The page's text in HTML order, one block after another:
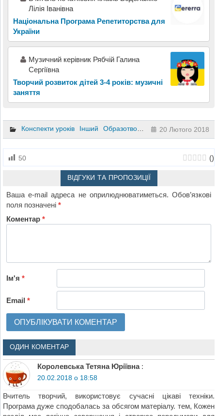
Лілія Іванівна
Національна Програма Репетиторства для
України
Музичний керівник Рябчій Галина
Сергіївна
Творчий розвиток дітей 3-4 років: музичні
заняття
Конспекти уроків Інший Образотворче мистецтво 1 клас
20 Лютого 2018
50 ()
ВІДГУКИ ТА ПРОПОЗИЦІЇ
Ваша e-mail адреса не оприлюднюватиметься. Обов’язкові
поля позначені*
Коментар*
Ім'я*
Email*
ОДИН КОМЕНТАР
Королевська Тетяна Юріївна :
20.02.2018 о 18:58
Вчитель творчий, використовує сучасні цікаві техніки.
Програма дуже сподобалась за обсягом матеріалу. тем, Кожен